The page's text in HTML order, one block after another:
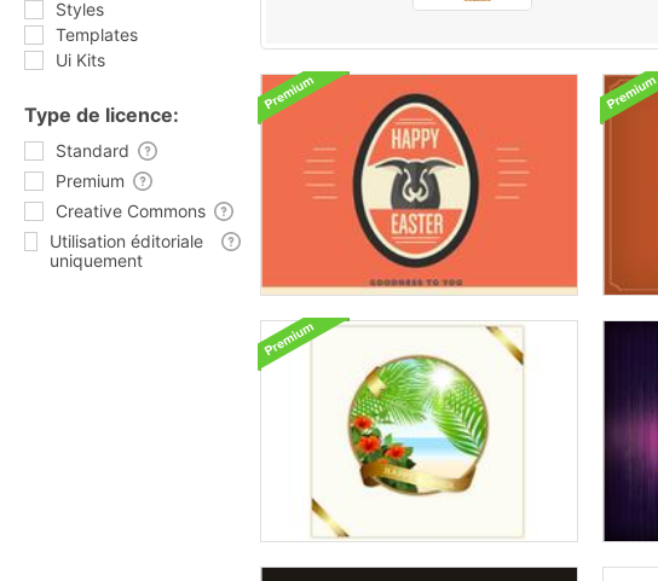
Styles
Templates
Ui Kits
Type de licence:
Standard
Premium
Creative Commons
Utilisation éditoriale
uniquement